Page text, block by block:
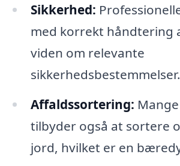
Sikkerhed:
med korrekt håndtering
viden om relevante
sikkerhedsbestemmelser.
Affaldssortering:
tilbyder også at sortere
jord, hvilket er en